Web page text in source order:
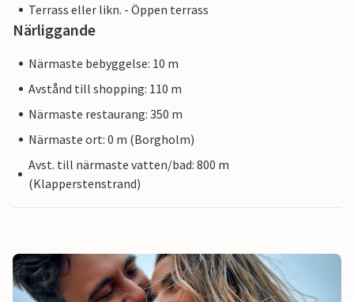
Terrass eller likn. - Öppen terrass
Närliggande
Närmaste bebyggelse: 10 m
Avstånd till shopping: 110 m
Närmaste restaurang: 350 m
Närmaste ort: 0 m (Borgholm)
Avst. till närmaste vatten/bad: 800 m
(Klapperstenstrand)